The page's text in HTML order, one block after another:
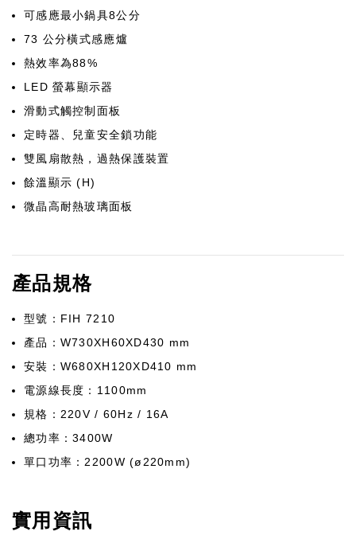
可感應最小鍋具8公分
73 公分橫式感應爐
熱效率為88%
LED 螢幕顯示器
滑動式觸控制面板
定時器、兒童安全鎖功能
雙風扇散熱，過熱保護裝置
餘溫顯示 (H)
微晶高耐熱玻璃面板
產品規格
型號：FIH 7210
產品：W730XH60XD430 mm
安裝：W680XH120XD410 mm
電源線長度：1100mm
規格：220V / 60Hz / 16A
總功率：3400W
單口功率：2200W (ø220mm)
實用資訊